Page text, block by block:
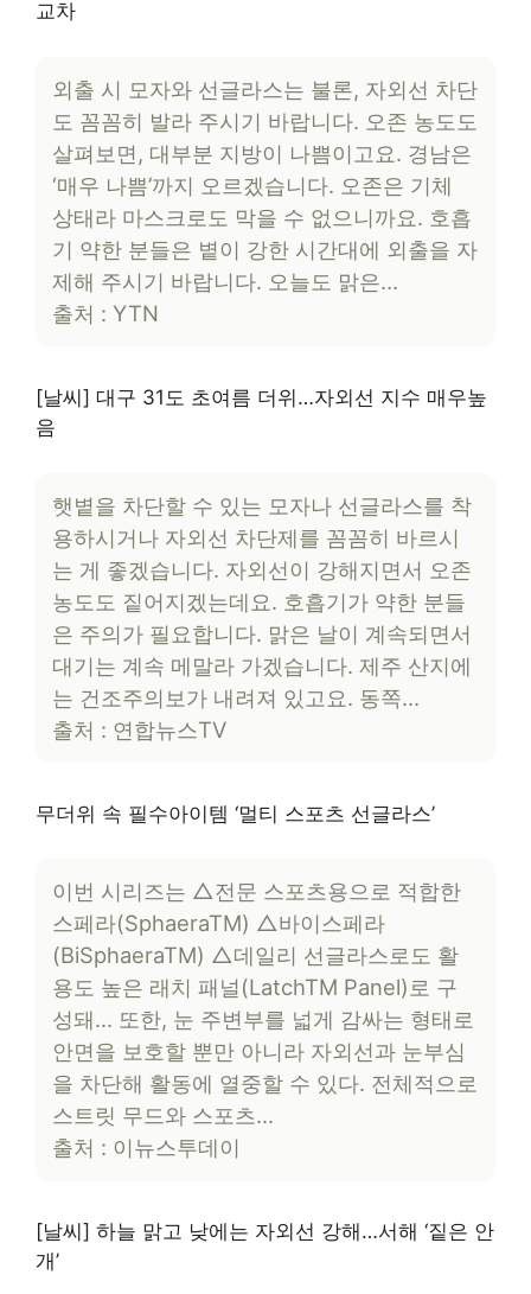
교차
외출 시 모자와 선글라스는 불론, 자외선 차단
도 꼼꼼히 발라 주시기 바랍니다. 오존 농도도
살펴보면, 대부분 지방이 나쁨이고요. 경남은
‘매우 나쁨’까지 오르겠습니다. 오존은 기체
상태라 마스크로도 막을 수 없으니까요. 호흡
기 약한 분들은 볕이 강한 시간대에 외출을 자
제해 주시기 바랍니다. 오늘도 맑은…
출처 : YTN
[날씨] 대구 31도 초여름 더위…자외선 지수 매우높
음
햇볕을 차단할 수 있는 모자나 선글라스를 착
용하시거나 자외선 차단제를 꼼꼼히 바르시
는 게 좋겠습니다. 자외선이 강해지면서 오존
농도도 짙어지겠는데요. 호흡기가 약한 분들
은 주의가 필요합니다. 맑은 날이 계속되면서
대기는 계속 메말라 가겠습니다. 제주 산지에
는 건조주의보가 내려져 있고요. 동쪽…
출처 : 연합뉴스TV
무더위 속 필수아이템 ‘멀티 스포츠 선글라스’
이번 시리즈는 △전문 스포츠용으로 적합한
스페라(SphaeraTM) △바이스페라
(BiSphaeraTM) △데일리 선글라스로도 활
용도 높은 래치 패널(LatchTM Panel)로 구
성돼… 또한, 눈 주변부를 넓게 감싸는 형태로
안면을 보호할 뿐만 아니라 자외선과 눈부심
을 차단해 활동에 열중할 수 있다. 전체적으로
스트릿 무드와 스포츠…
출처 : 이뉴스투데이
[날씨] 하늘 맑고 낮에는 자외선 강해…서해 ‘짙은 안
개’